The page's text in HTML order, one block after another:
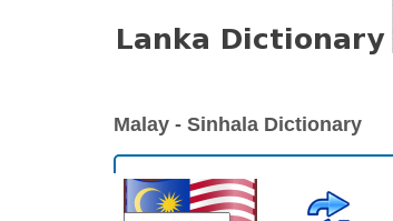
Malay - Sinhala Dictionary